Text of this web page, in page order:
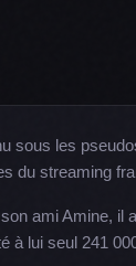
sous les
du streaming
ami Amine, il
lui seul 241